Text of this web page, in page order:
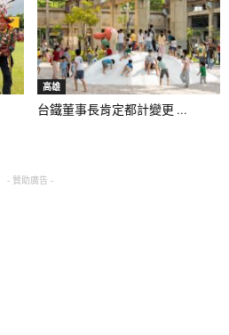
高雄
台鐵董事長肯定都計變更 ...
- 贊助廣告 -